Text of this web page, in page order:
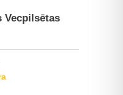
Vecpilsētas